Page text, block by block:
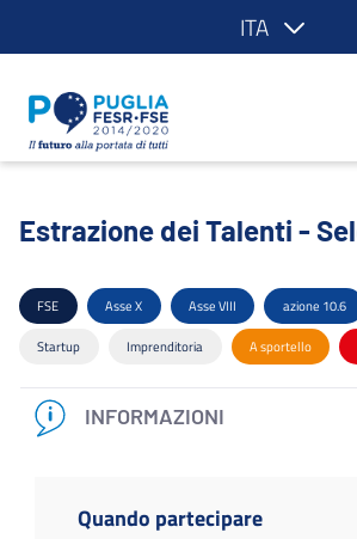
ITA
Estrazione dei Talenti -
Estrazione dei Talenti -
FSE Asse X Asse VIII azione 10.6
Startup Imprenditoria A sportello
INFORMAZIONI
Quando partecipare